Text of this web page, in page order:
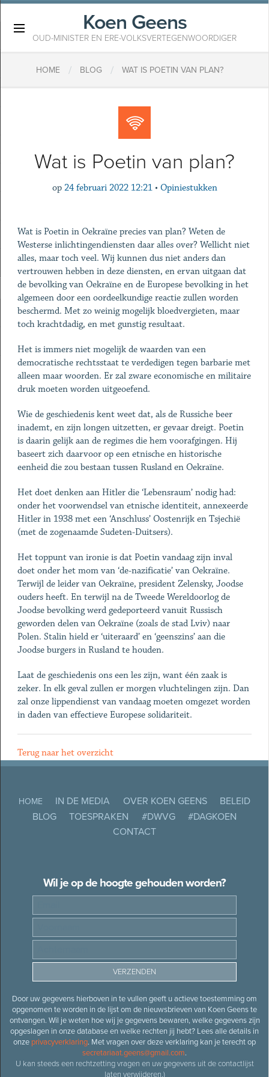
Koen Geens
OUD-MINISTER EN ERE-VOLKSVERTEGENWOORDIGER
HOME / BLOG / WAT IS POETIN VAN PLAN?
Wat is Poetin van plan?
op 24 februari 2022 12:21 • Opiniestukken
Wat is Poetin in Oekraïne precies van plan? Weten de
Westerse inlichtingendiensten daar alles over? Wellicht niet
alles, maar toch veel. Wij kunnen dus niet anders dan
vertrouwen hebben in deze diensten, en ervan uitgaan dat
de bevolking van Oekraïne en de Europese bevolking in het
algemeen door een oordeelkundige reactie zullen worden
beschermd. Met zo weinig mogelijk bloedvergieten, maar
toch krachtdadig, en met gunstig resultaat.
Het is immers niet mogelijk de waarden van een
democratische rechtsstaat te verdedigen tegen barbarie met
alleen maar woorden. Er zal zware economische en militaire
druk moeten worden uitgeoefend.
Wie de geschiedenis kent weet dat, als de Russiche beer
inademt, en zijn longen uitzetten, er gevaar dreigt. Poetin
is daarin gelijk aan de regimes die hem voorafgingen. Hij
baseert zich daarvoor op een etnische en historische
eenheid die zou bestaan tussen Rusland en Oekraïne.
Het doet denken aan Hitler die ‘Lebensraum’ nodig had:
onder het voorwendsel van etnische identiteit, annexeerde
Hitler in 1938 met een ‘Anschluss’ Oostenrijk en Tsjechië
(met de zogenaamde Sudeten-Duitsers).
Het toppunt van ironie is dat Poetin vandaag zijn inval
doet onder het mom van ‘de-nazificatie’ van Oekraïne.
Terwijl de leider van Oekraïne, president Zelensky, Joodse
ouders heeft. En terwijl na de Tweede Wereldoorlog de
Joodse bevolking werd gedeporteerd vanuit Russisch
geworden delen van Oekraïne (zoals de stad Lviv) naar
Polen. Stalin hield er ‘uiteraard’ en ‘geenszins’ aan die
Joodse burgers in Rusland te houden.
Laat de geschiedenis ons een les zijn, want één zaak is
zeker. In elk geval zullen er morgen vluchtelingen zijn. Dan
zal onze lippendienst van vandaag moeten omgezet worden
in daden van effectieve Europese solidariteit.
Terug naar het overzicht
HOME IN DE MEDIA OVER KOEN GEENS
BELEID
BLOG
TOESPRAKEN #DWVG
#DAGKOEN
CONTACT
Wil je op de hoogte gehouden worden?
Door uw gegevens hierboven in te vullen geeft u actieve toestemming om
opgenomen te worden in de lijst om de nieuwsbrieven van Koen Geens te
ontvangen. Wil je weten hoe wij je gegevens bewaren, welke gegevens zijn
opgeslagen in onze database en welke rechten jij hebt? Lees alle details in
onze privacyverklaring. Met vragen over deze verklaring kan je terecht op
secretariaat.geens@gmail.com.
U kan steeds een rechtzetting vragen en uw gegevens uit de contactlijst
laten verwijderen.)